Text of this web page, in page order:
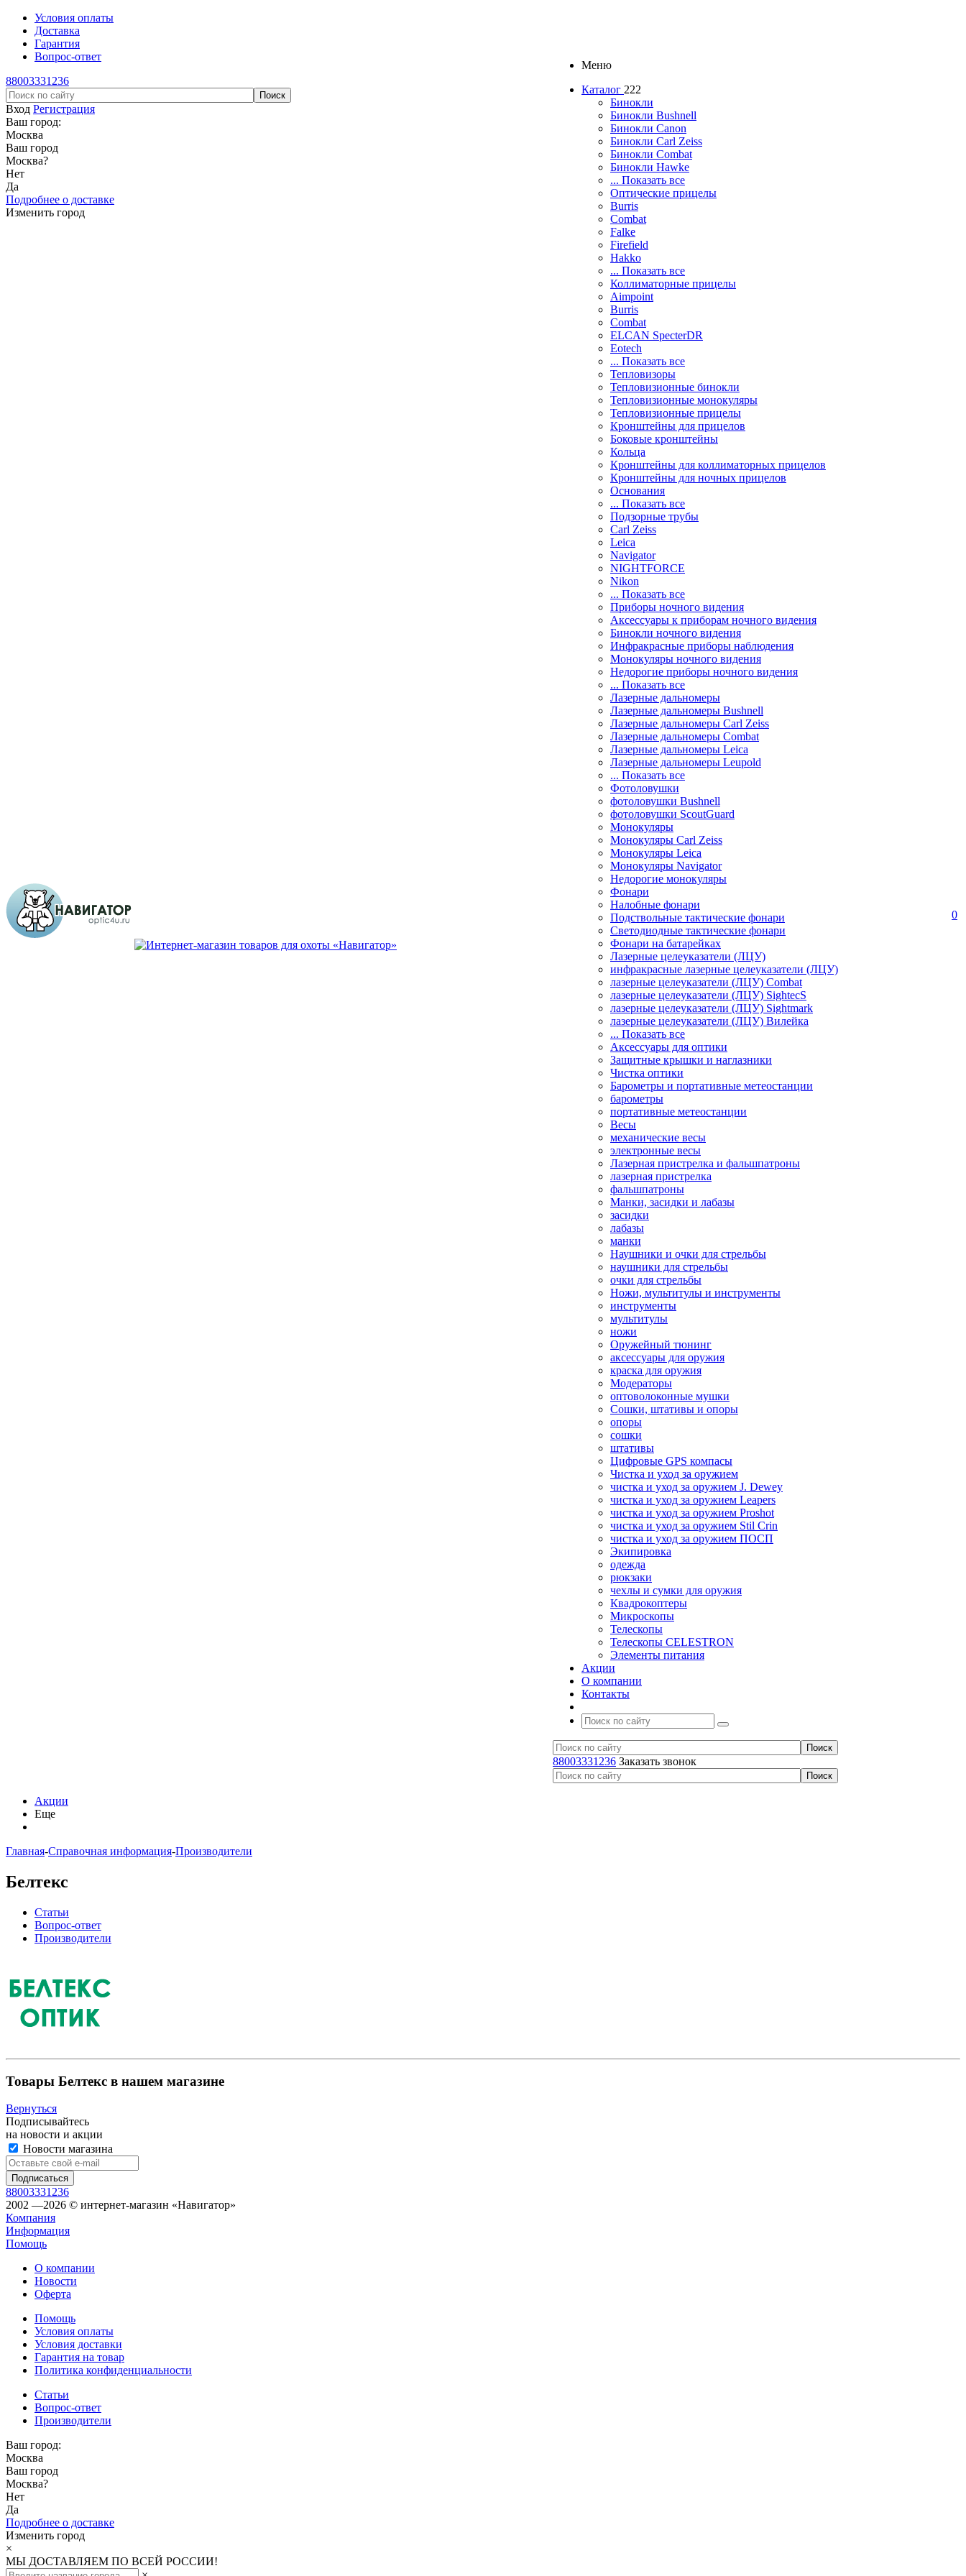
Условия оплаты
Доставка
Гарантия
Вопрос-ответ
88003331236
Вход Регистрация
Ваш город:
Москва
Ваш город
Москва?
Нет
Да
Подробнее о доставке
Изменить город
Меню
Каталог 222
Бинокли
Бинокли Bushnell
Бинокли Canon
Бинокли Carl Zeiss
Бинокли Combat
Бинокли Hawke
... Показать все
Оптические прицелы
Burris
Combat
Falke
Firefield
Hakko
... Показать все
Коллиматорные прицелы
Aimpoint
Burris
Combat
ELCAN SpecterDR
Eotech
... Показать все
Тепловизоры
Тепловизионные бинокли
Тепловизионные монокуляры
Тепловизионные прицелы
Кронштейны для прицелов
Боковые кронштейны
Кольца
Кронштейны для коллиматорных прицелов
Кронштейны для ночных прицелов
Основания
... Показать все
Подзорные трубы
Carl Zeiss
Leica
Navigator
NIGHTFORCE
Nikon
... Показать все
Приборы ночного видения
Аксессуары к приборам ночного видения
Бинокли ночного видения
Инфракрасные приборы наблюдения
Монокуляры ночного видения
Недорогие приборы ночного видения
... Показать все
Лазерные дальномеры
Лазерные дальномеры Bushnell
Лазерные дальномеры Carl Zeiss
Лазерные дальномеры Combat
Лазерные дальномеры Leica
Лазерные дальномеры Leupold
... Показать все
Фотоловушки
фотоловушки Bushnell
фотоловушки ScoutGuard
Монокуляры
Монокуляры Carl Zeiss
Монокуляры Leica
Монокуляры Navigator
Недорогие монокуляры
Фонари
Налобные фонари
Подствольные тактические фонари
Светодиодные тактические фонари
Фонари на батарейках
Лазерные целеуказатели (ЛЦУ)
инфракрасные лазерные целеуказатели (ЛЦУ)
лазерные целеуказатели (ЛЦУ) Combat
лазерные целеуказатели (ЛЦУ) SightecS
лазерные целеуказатели (ЛЦУ) Sightmark
лазерные целеуказатели (ЛЦУ) Вилейка
... Показать все
Аксессуары для оптики
Защитные крышки и наглазники
Чистка оптики
Барометры и портативные метеостанции
барометры
портативные метеостанции
Весы
механические весы
электронные весы
Лазерная пристрелка и фальшпатроны
лазерная пристрелка
фальшпатроны
Манки, засидки и лабазы
засидки
лабазы
манки
Наушники и очки для стрельбы
наушники для стрельбы
очки для стрельбы
Ножи, мультитулы и инструменты
инструменты
мультитулы
ножи
Оружейный тюнинг
аксессуары для оружия
краска для оружия
Модераторы
оптоволоконные мушки
Сошки, штативы и опоры
опоры
сошки
штативы
Цифровые GPS компасы
Чистка и уход за оружием
чистка и уход за оружием J. Dewey
чистка и уход за оружием Leapers
чистка и уход за оружием Proshot
чистка и уход за оружием Stil Crin
чистка и уход за оружием ПОСП
Экипировка
одежда
рюкзаки
чехлы и сумки для оружия
Квадрокоптеры
Микроскопы
Телескопы
Телескопы CELESTRON
Элементы питания
Акции
О компании
Контакты
88003331236 Заказать звонок
0
Акции
Еще
Главная-Справочная информация-Производители
Белтекс
Статьи
Вопрос-ответ
Производители
Товары Белтекс в нашем магазине
Вернуться
Подписывайтесь
на новости и акции
Новости магазина
88003331236
2002 —2026 © интернет-магазин «Навигатор»
Компания
Информация
Помощь
О компании
Новости
Оферта
Помощь
Условия оплаты
Условия доставки
Гарантия на товар
Политика конфиденциальности
Статьи
Вопрос-ответ
Производители
Ваш город:
Москва
Ваш город
Москва?
Нет
Да
Подробнее о доставке
Изменить город
×
МЫ ДОСТАВЛЯЕМ ПО ВСЕЙ РОССИИ!